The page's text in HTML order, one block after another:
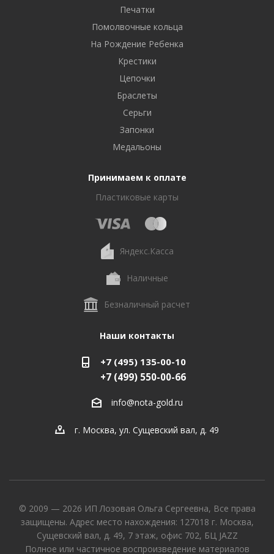
Печатки
Помолвочные кольца
На Рождение Ребенка
Крестики
Цепочки
Браслеты
Серьги
Запонки
Медальоны
Принимаем к оплате
Пластиковые карты
Яндекс.Касса
Наличные
Безналичный расчет
Наши контакты
+7 (495) 135-00-10
+7 (499) 550-00-66
info@nota-gold.ru
г. Москва, ул. Сущевский вал, д. 49
© 2009 — 2026 ИП Лозовая Ольга Сергеевна, Все права
защищены. Адрес место нахождения: 127018 г. Москва,
Сущевский вал, д. 49, 7 этаж, офис 702, БЦ JAZZ
Полное или частичное воспроизведение материалов